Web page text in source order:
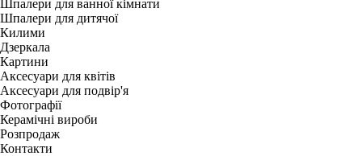
Шпалери для ванної кімнати
Шпалери для дитячої
Килими
Дзеркала
Картини
Аксесуари для квітів
Аксесуари для подвір'я
Фотографії
Керамічні вироби
Розпродаж
Контакти